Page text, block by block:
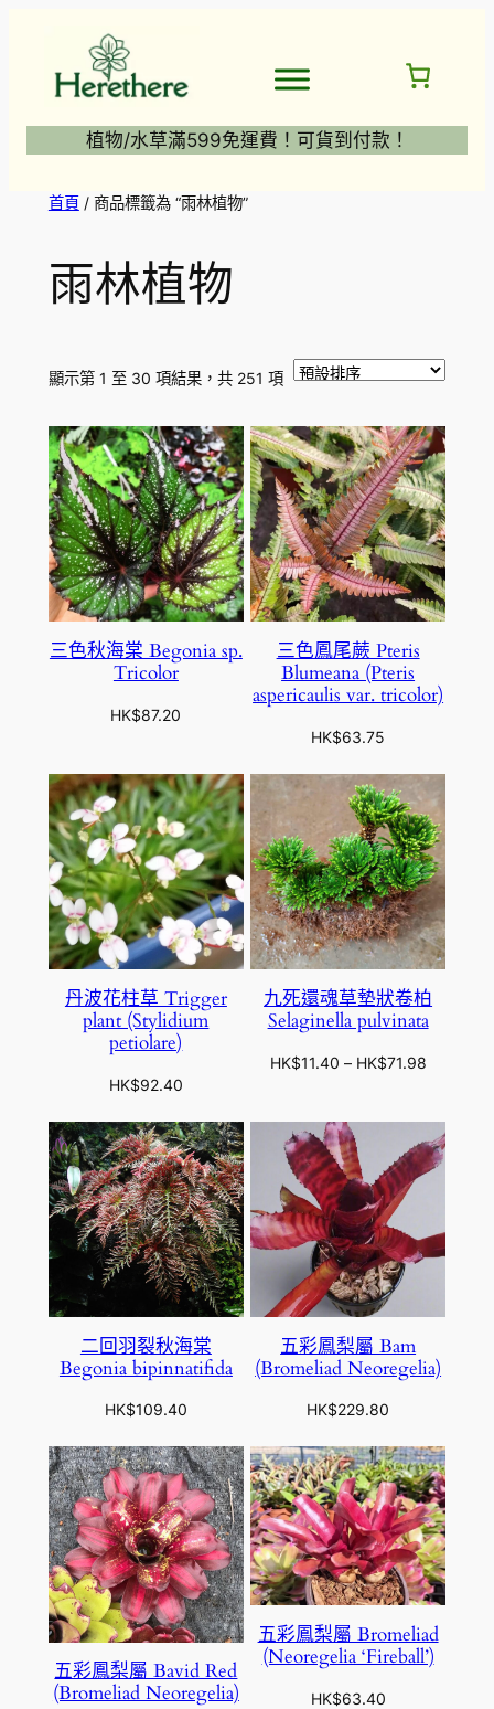
植物/水草滿599免運費！可貨到付款！
首頁/ 商品標籤為 “雨林植物”
雨林植物
顯示第 1 至 30 項結果，共 251 項
三色秋海棠 Begonia sp.
Tricolor
HK$87.20
三色鳳尾蕨 Pteris
Blumeana (Pteris
aspericaulis var. tricolor)
HK$63.75
丹波花柱草 Trigger
plant (Stylidium
petiolare)
HK$92.40
九死還魂草墊狀卷柏
Selaginella pulvinata
HK$11.40 – HK$71.98價
圍
：
$
1
到
$
7
1
.
9
8
二回羽裂秋海棠
Begonia bipinnatifida
HK$109.40
五彩鳳梨屬 Bam
(Bromeliad Neoregelia)
HK$229.80
五彩鳳梨屬 Bavid Red
(Bromeliad Neoregelia)
五彩鳳梨屬 Bromeliad
(Neoregelia ‘Fireball’)
HK$63.40